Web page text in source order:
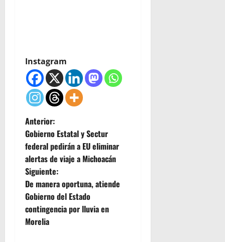
Instagram
N
a
v
e
g
a
Anterior:
Gobierno Estatal y Sectur
federal pedirán a EU eliminar
alertas de viaje a Michoacán
Siguiente:
De manera oportuna, atiende
Gobierno del Estado
contingencia por lluvia en
Morelia